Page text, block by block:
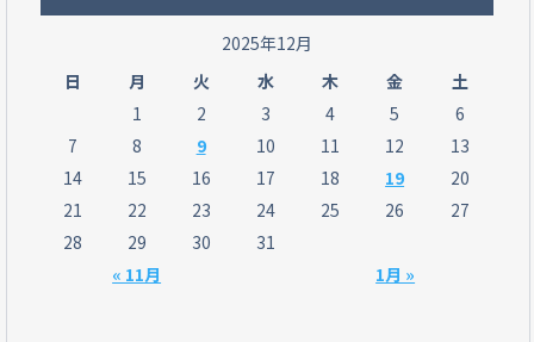
2025年12月
日
月 火 水 木 金 土
« 11月 1月 »
1 2 3 4 5
6
7
8 9 10 11 12
13
14
15 16 17 18 19
20
21
22 23 24 25 26
27
28
29 30 31